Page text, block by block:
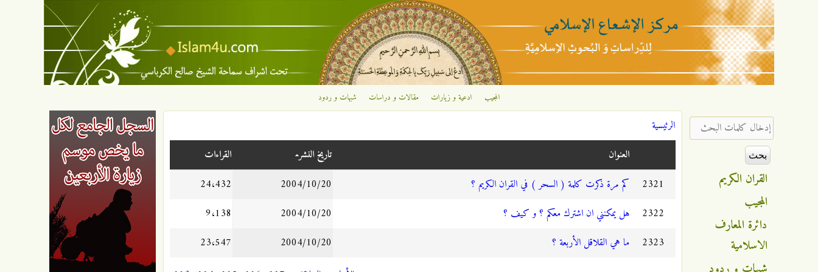
تجاوز إلى المحتوى الرئيسي
الإشعاع
الإسلامي
المجيب ادعية و زيارات مقالات و دراسات شبهات و ردود
أنت هنا
الرئيسية
العنوان
تاريخ النشر
القراءات
2321
كم مرة ذكرت كلمة ( السحر ) في القران الكريم ؟ 2004/10/20
24،432
2322
هل يمكنني ان اشترك معكم ؟ و كيف ؟ 2004/10/20
9،138
2323
ما هي القلاقل الأربعة ؟ 2004/10/20 23،547
‏إدخال كلمات البحث ‏
القران الكريم
المجيب
دائرة المعارف
الاسلامية